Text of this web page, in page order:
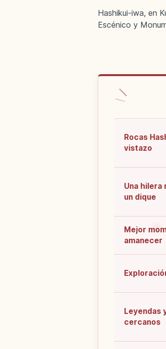
Hashikui-iwa, en
Escénico y
Rocas
vistazo
Una
un dique
Mejor
amanecer
Leyendas
cercanos